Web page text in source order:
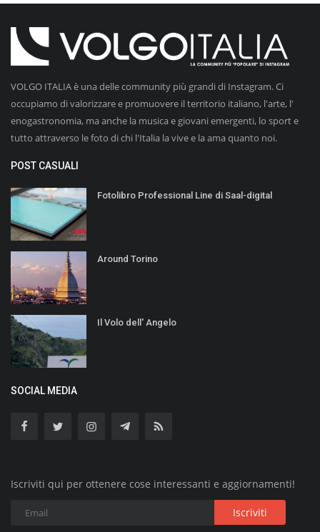
VOLGO ITALIA è una delle community più grandi di Instagram. Ci
occupiamo di valorizzare e promuovere il territorio italiano, l'arte, l'
enogastronomia, ma anche la musica e giovani emergenti, lo sport e
tutto attraverso le foto di chi l'Italia la vive e la ama quanto noi.
POST CASUALI
Fotolibro Professional Line di Saal-digital
Around Torino
Il Volo dell' Angelo
SOCIAL MEDIA
Iscriviti qui per ottenere cose interessanti e aggiornamenti!
Iscriviti